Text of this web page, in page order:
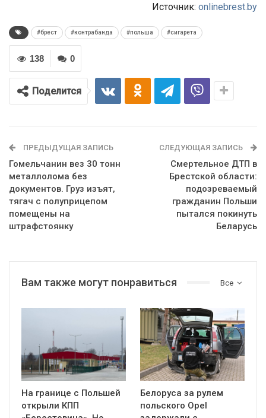
Источник: onlinebrest.by
#брест #контрабанда #польша #сигарета
0
138
Поделится
ПРЕДЫДУЩАЯ ЗАПИСЬ
Гомельчанин вез 30 тонн
металлолома без
документов. Груз изъят,
тягач с полуприцепом
помещены на
штрафстоянку
СЛЕДУЮЩАЯ ЗАПИСЬ
Смертельное ДТП в
Брестской области:
подозреваемый
гражданин Польши
пытался покинуть
Беларусь
Все
Вам также могут понравиться
На границе с Польшей
открыли КПП
Белоруса за рулем
польского Opel